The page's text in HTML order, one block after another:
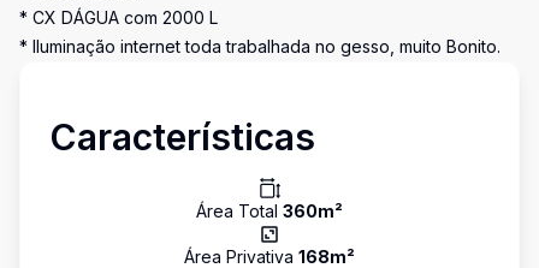
* CX DÁGUA com 2000 L
* Iluminação internet toda trabalhada no gesso, muito Bonito.
Características
Área Total 360m²
Área Privativa 168m²